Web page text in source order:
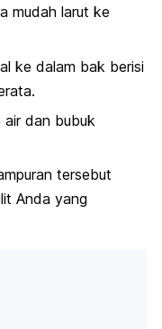
mudah larut ke
ke dalam bak berisi
air dan bubuk
tersebut
Anda yang